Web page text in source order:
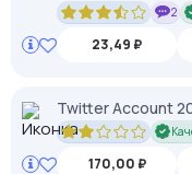
2
23,49 ₽
Twitter Account
170,00 ₽